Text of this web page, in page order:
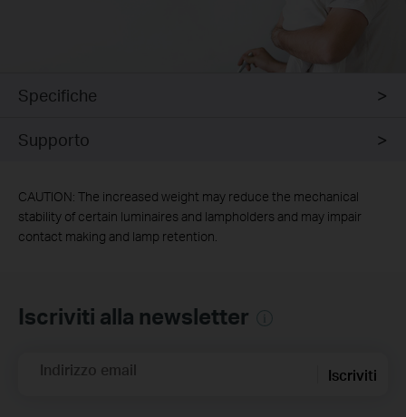
Specifiche
Supporto
CAUTION: The increased weight may reduce the mechanical
stability of certain luminaires and lampholders and may impair
contact making and lamp retention.
Iscriviti alla newsletter
Indirizzo email Iscriviti